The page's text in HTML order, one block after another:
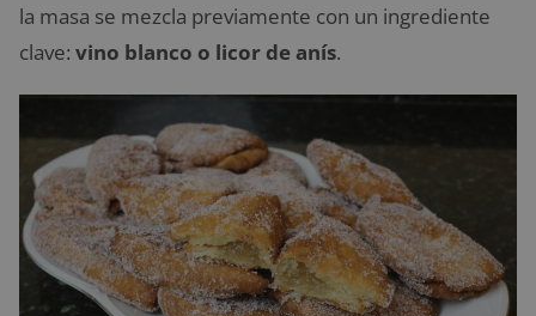
la masa se mezcla previamente con un ingrediente
clave: vino blanco o licor de anís.